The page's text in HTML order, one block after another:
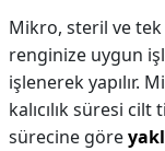
Mikro, steril ve tek
renginize uygun
işlenerek yapılır.
kalıcılık süresi
sürecine göre